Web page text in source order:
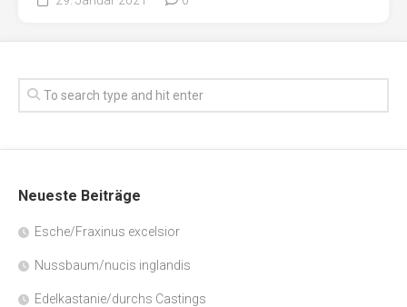
Neueste Beiträge
Esche/Fraxinus excelsior
Nussbaum/nucis inglandis
Edelkastanie/durchs Castings